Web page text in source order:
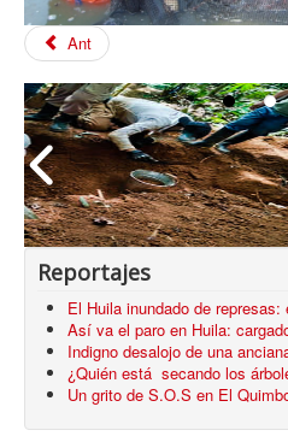
Ant
El
fueron
Mina en el
Reportajes
El Huila inundado de
Así va el paro en Huila:
Indigno desalojo de una
¿Quién está secando los
Un grito de S.O.S en El